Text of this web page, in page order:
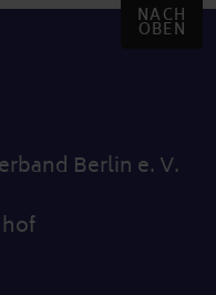
NACH
OBEN
Berlin e. V.